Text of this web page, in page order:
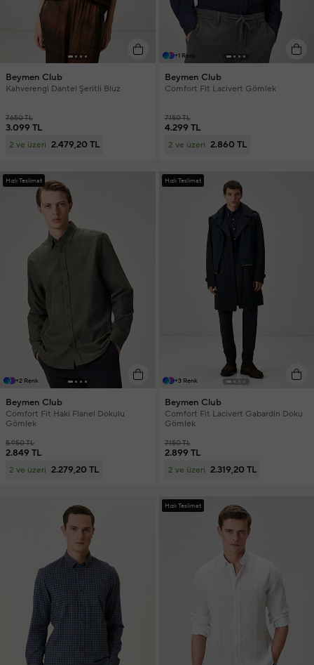
Beymen Club
Kahverengi Dantel Şeritli Bluz
7.650 TL
3.099 TL
2 ve üzeri 2.479,20 TL
+1 Renk
Beymen Club
Comfort Fit Lacivert Gömlek
7.150 TL
4.299 TL
2 ve üzeri 2.860 TL
Hızlı Teslimat
+2 Renk
Beymen Club
Comfort Fit Haki Flanel Dokulu
Gömlek
5.950 TL
2.849 TL
2 ve üzeri 2.279,20 TL
Hızlı Teslimat
+3 Renk
Beymen Club
Comfort Fit Lacivert Gabardin Doku
Gömlek
7.150 TL
2.899 TL
2 ve üzeri 2.319,20 TL
Hızlı Teslimat